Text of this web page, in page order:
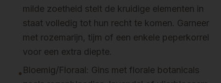
milde zoetheid stelt de kruidige elementen in
staat volledig tot hun recht te komen. Garneer
met rozemarijn, tijm of een enkele peperkorrel
voor een extra diepte.
•Bloemig/Floraal: Gins met florale botanicals